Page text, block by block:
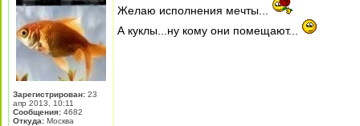
Зарегистрирован: 23
апр 2013, 10:11
Сообщения: 4682
Откуда: Москва
Желаю исполнения мечты...
А куклы...ну кому они помещают...